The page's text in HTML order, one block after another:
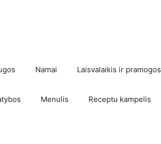
Namai Laisvalaikis ir pramogos
Menulis Receptu kampelis